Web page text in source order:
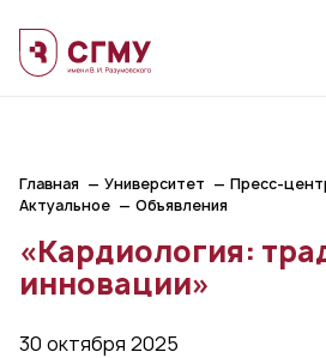
Главная Университет Пресс-
Актуальное
Объявления
«Кардиология:
инновации»
30 октября 2025